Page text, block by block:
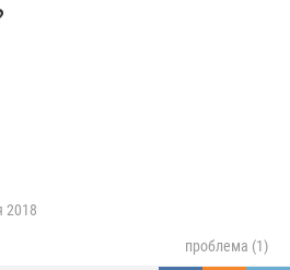
2018
проблема (1)